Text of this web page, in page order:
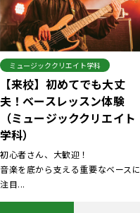
ミュージッククリエイト学科
【来校】初めてでも大丈
夫！ベースレッスン体験
（ミュージッククリエイト
学科）
初心者さん、大歓迎！
音楽を底から支える重要なベースに
注目...